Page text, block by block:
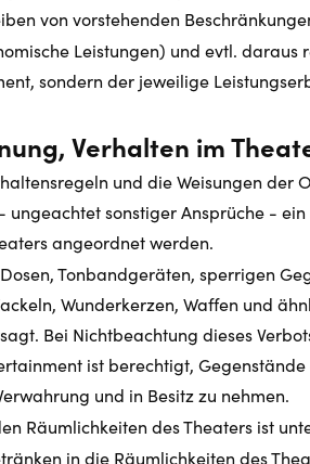
von vorstehenden
Leistungen) und evtl. daraus
sondern der jeweilige
Verhalten im
und die Weisungen der
sonstiger Ansprüche - ein
angeordnet werden.
Tonbandgeräten, sperrigen
Wunderkerzen, Waffen und
Bei Nichtbeachtung dieses
ist berechtigt,
und in Besitz zu nehmen.
Räumlichkeiten des Theaters ist
in die Räumlichkeiten des